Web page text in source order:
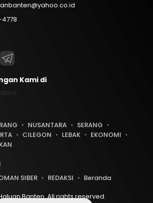
4778
Kami di
NUSANTARA
SERANG
CILEGON LEBAK
EKONOMI
SIBER REDAKSI
Beranda
Banten. All rights reserved.